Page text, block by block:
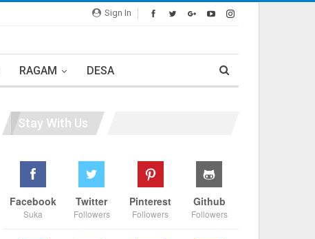
Sign In
RAGAM DESA
Stay With Us
Facebook
Suka
Twitter
Followers
Pinterest
Followers
Github
Followers